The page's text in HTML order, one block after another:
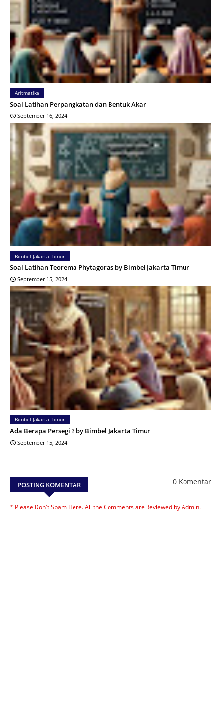
Aritmatika
Soal Latihan Perpangkatan dan Bentuk Akar
September 16, 2024
Bimbel Jakarta Timur
Soal Latihan Teorema Phytagoras by Bimbel Jakarta Timur
September 15, 2024
Bimbel Jakarta Timur
Ada Berapa Persegi ? by Bimbel Jakarta Timur
September 15, 2024
POSTING KOMENTAR 0 Komentar
* Please Don't Spam Here. All the Comments are Reviewed by Admin.